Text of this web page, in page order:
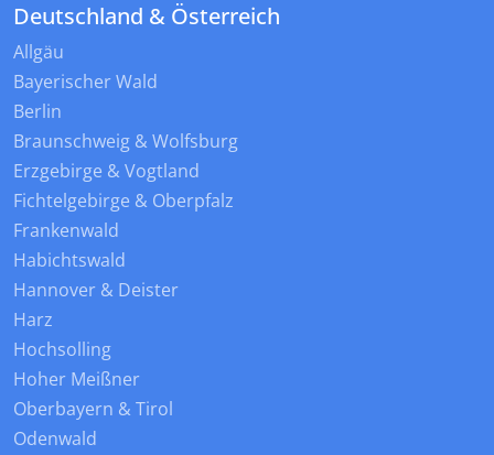
Deutschland & Österreich
Allgäu
Bayerischer Wald
Berlin
Braunschweig & Wolfsburg
Erzgebirge & Vogtland
Fichtelgebirge & Oberpfalz
Frankenwald
Habichtswald
Hannover & Deister
Harz
Hochsolling
Hoher Meißner
Oberbayern & Tirol
Odenwald